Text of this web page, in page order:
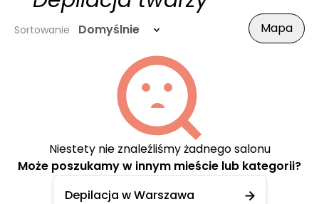
Sortowanie Domyślnie Mapa
Niestety nie znaleźliśmy żadnego salonu
Może poszukamy w innym mieście lub kategorii?
Depilacja w Warszawa